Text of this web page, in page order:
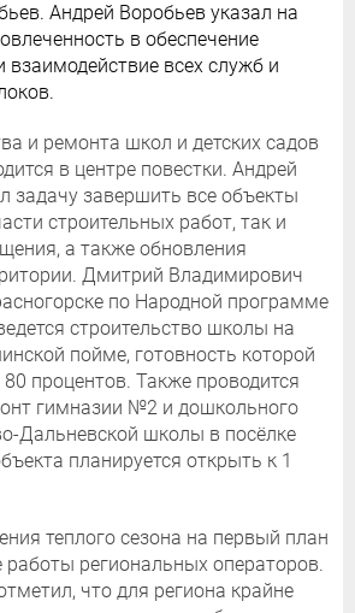
Андрей Воробьев указал на
в обеспечение
взаимодействие всех служб и
и ремонта школ и детских садов
в центре повестки. Андрей
задачу завершить все объекты
строительных работ, так и
а также обновления
Дмитрий Владимирович
по Народной программе
строительство школы на
пойме, готовность которой
процентов. Также проводится
гимназии №2 и дошкольного
Дальневской школы в посёлке
планируется открыть к 1
теплого сезона на первый план
работы региональных операторов.
что для региона крайне